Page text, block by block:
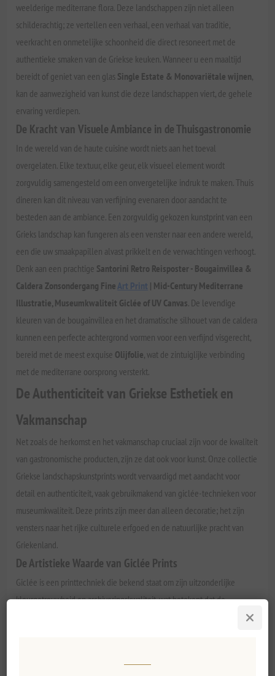
weelderige mediterrane flora. Deze landschappen zijn niet alleen
schilderachtig; ze vertellen een verhaal, een verhaal van traditie,
veerkracht en onmetelijke schoonheid die direct resoneert met de
authentieke smaken van de Griekse keuken. Wanneer u een maaltijd
bereidt of geniet van een glas Single Estate & Monovariëtale wijnen,
kan de aanwezigheid van kunst die deze landschappen viert, de gehele
ervaring verdiepen.
De Kracht van Visuele Ambiance in de Thuisgastronomie
In de wereld van de haute cuisine wordt niets aan het toeval
overgelaten. Elke textuur, elke geur, elk visueel element wordt
zorgvuldig samengesteld om een onvergetelijke indruk te maken. Thuis
dineren kan dit niveau van verfijning evenaren door aandacht te
besteden aan de ambiance. Een zorgvuldig gekozen kunstprint van een
Grieks landschap kan fungeren als een venster naar een andere wereld,
een die uw smaakpapillen alvast prikkelt en de verwachtingen verhoogt.
Denk aan een prachtige Santorini Retro Reisposter - Bougainvillea &
Caldera Zonsondergang Fine Art Print | Mid-Century Mediterrane
Illustratie, Museumkwaliteit Giclée of UV Canvas. De levendige
kleuren van de bougainvillea en het dramatische silhouet van de caldera
kunnen een perfecte achtergrond vormen voor een verfijnd visgerecht,
bereid met de meest exquise Olijfolie, wat de zintuiglijke verbinding
met de mediterrane oorsprong versterkt.
De Authenticiteit van Griekse Esthetiek en
Vakmanschap
Net zoals de herkomst en het vakmanschap cruciaal zijn voor de kwaliteit
van gastronomische producten, zijn ze dat ook voor kunst. Onze collectie
Griekse landschapskunstprints wordt vervaardigd met aandacht voor
detail en authenticiteit, vaak gebruikmakend van giclée-technieken voor
museumkwaliteit. Deze prints zijn meer dan alleen decoratie; het zijn
vensters naar het rijke culturele erfgoed en de natuurlijke pracht van
Griekenland.
De Artistieke Waarde van Giclée Prints
Giclée is een printtechniek die bekend staat om zijn uitzonderlijke
kleurgetrouwheid en archiveringskwaliteit, wat betekent dat de
kunstwerken hun schoonheid jarenlang behouden. Het belang van de
erkend door vooraanstaande instellingen zoals het Nationaal Museum